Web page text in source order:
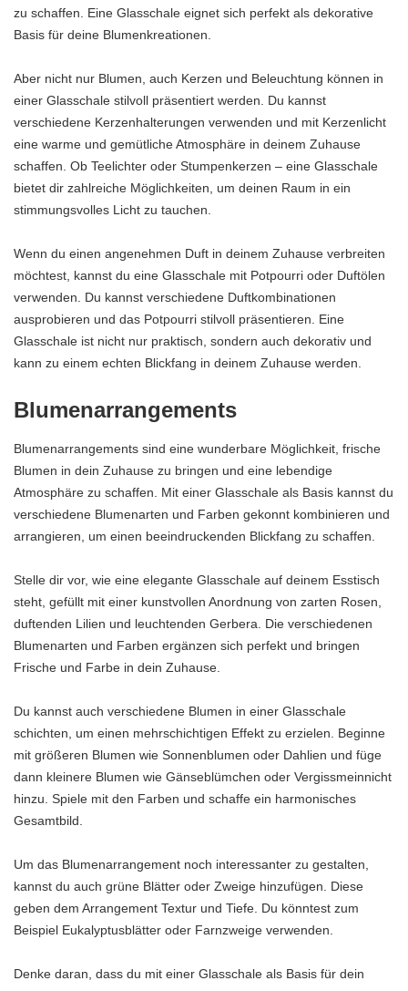
zu schaffen. Eine Glasschale eignet sich perfekt als dekorative
Basis für deine Blumenkreationen.
Aber nicht nur Blumen, auch Kerzen und Beleuchtung können in
einer Glasschale stilvoll präsentiert werden. Du kannst
verschiedene Kerzenhalterungen verwenden und mit Kerzenlicht
eine warme und gemütliche Atmosphäre in deinem Zuhause
schaffen. Ob Teelichter oder Stumpenkerzen – eine Glasschale
bietet dir zahlreiche Möglichkeiten, um deinen Raum in ein
stimmungsvolles Licht zu tauchen.
Wenn du einen angenehmen Duft in deinem Zuhause verbreiten
möchtest, kannst du eine Glasschale mit Potpourri oder Duftölen
verwenden. Du kannst verschiedene Duftkombinationen
ausprobieren und das Potpourri stilvoll präsentieren. Eine
Glasschale ist nicht nur praktisch, sondern auch dekorativ und
kann zu einem echten Blickfang in deinem Zuhause werden.
Blumenarrangements
Blumenarrangements sind eine wunderbare Möglichkeit, frische
Blumen in dein Zuhause zu bringen und eine lebendige
Atmosphäre zu schaffen. Mit einer Glasschale als Basis kannst du
verschiedene Blumenarten und Farben gekonnt kombinieren und
arrangieren, um einen beeindruckenden Blickfang zu schaffen.
Stelle dir vor, wie eine elegante Glasschale auf deinem Esstisch
steht, gefüllt mit einer kunstvollen Anordnung von zarten Rosen,
duftenden Lilien und leuchtenden Gerbera. Die verschiedenen
Blumenarten und Farben ergänzen sich perfekt und bringen
Frische und Farbe in dein Zuhause.
Du kannst auch verschiedene Blumen in einer Glasschale
schichten, um einen mehrschichtigen Effekt zu erzielen. Beginne
mit größeren Blumen wie Sonnenblumen oder Dahlien und füge
dann kleinere Blumen wie Gänseblümchen oder Vergissmeinnicht
hinzu. Spiele mit den Farben und schaffe ein harmonisches
Gesamtbild.
Um das Blumenarrangement noch interessanter zu gestalten,
kannst du auch grüne Blätter oder Zweige hinzufügen. Diese
geben dem Arrangement Textur und Tiefe. Du könntest zum
Beispiel Eukalyptusblätter oder Farnzweige verwenden.
Denke daran, dass du mit einer Glasschale als Basis für dein